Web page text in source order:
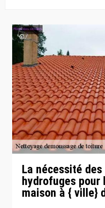
La nécessité
hydrofuges
maison à { ville}